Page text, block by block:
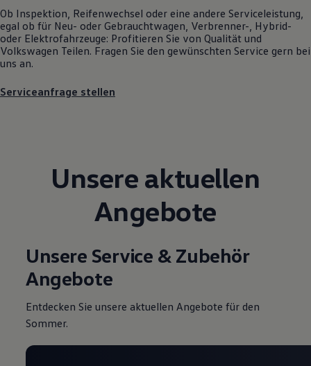
Warn- und Kontrollleuchten
Assistenzsysteme
Digitale Betriebsanleitung
Live Beratung
Transport
Ob Inspektion, Reifenwechsel oder eine andere Serviceleistung,
egal ob für Neu- oder Gebrauchtwagen , Verbrenner-, Hybrid-
oder Elektrofahrzeuge: Profitieren Sie von Qualität und
Volkswagen Teilen. Fragen Sie den gewünschten Service gern bei
uns an.
Serviceanfrage stellen
Unsere aktuellen
Angebote
Unsere Service & Zubehör
Angebote
Entdecken Sie unsere aktuellen Angebote für den
Sommer.